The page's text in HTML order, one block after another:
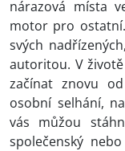
nárazová místa
motor pro
svých
autoritou. V
začínat znovu
osobní selhání,
vás můžou
společenský